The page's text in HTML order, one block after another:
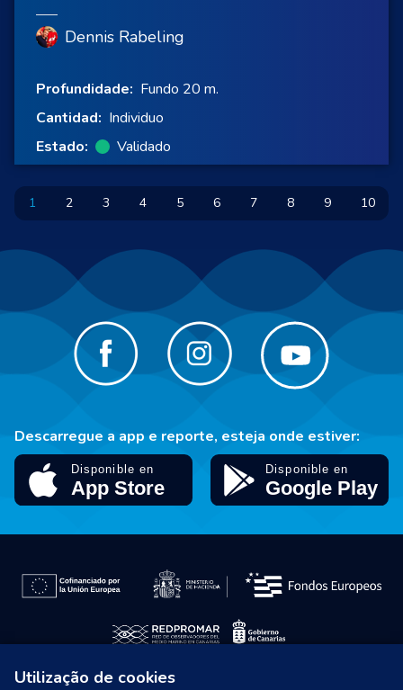
Dennis Rabeling
Profundidade: Fundo 20 m.
Cantidad: Individuo
Estado:
Validado
1 2 3 4 5 6 7 8 9 10
Descarregue a app e reporte, esteja onde estiver:
Utilização de cookies